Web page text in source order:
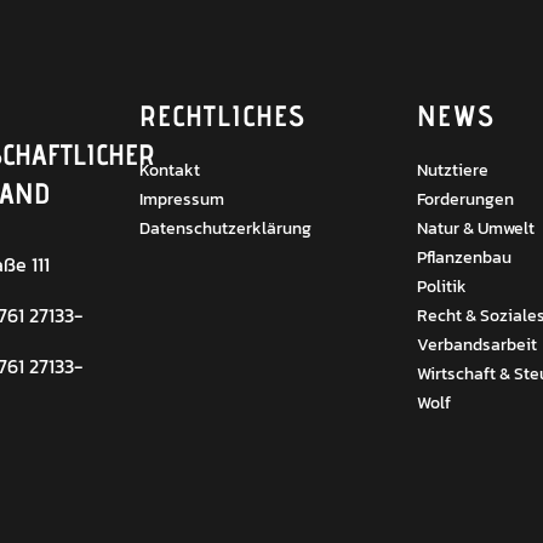
111
27133-
27133-
RECHTLICHES
Kontakt
Impressum
Datenschutzerklärung
NEWS
Nutztiere
Forderungen
Natur & Umwelt
Pflanzenbau
Politik
Recht & Soziales
Verbandsarbeit
Wirtschaft &
Wolf